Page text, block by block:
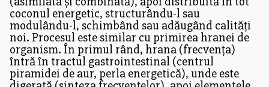
coconul energetic, structurându-l sau
modulându-l, schimbând sau adăugând calități
noi. Procesul este similar cu primirea hranei de
organism. În primul rând, hrana (frecvența)
întră în tractul gastrointestinal (centrul
piramidei de aur, perla energetică), unde este